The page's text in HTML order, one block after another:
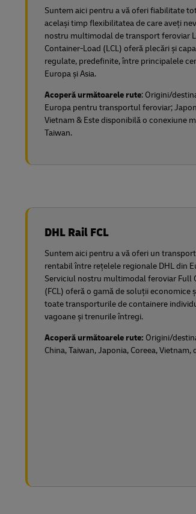
Suntem aici pentru a vă oferi fiabilitate
același timp flexibilitatea de care aveți
nostru multimodal de transport feroviar
Container-Load (LCL) oferă plecări și
regulate, predefinite, între principalele
Europa și Asia.
Acoperă următoarele rute: Origini/
Europa pentru transportul feroviar;
Vietnam & Este disponibilă o conexiune
Taiwan.
DHL Rail FCL
Suntem aici pentru a vă oferi un
rentabil între rețelele regionale DHL din
Serviciul nostru multimodal feroviar Full
(FCL) oferă o gamă de soluții economice
toate transporturile de containere
vagoane și trenurile întregi.
Acoperă următoarele rute: Origini/
China, Taiwan, Japonia, Coreea, Vietnam,